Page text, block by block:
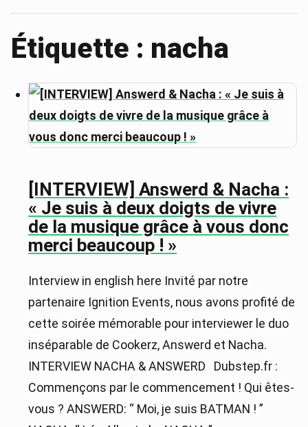
Étiquette : nacha
[INTERVIEW] Answerd & Nacha :
« Je suis à deux doigts de vivre
de la musique grâce à vous donc
merci beaucoup ! »
Interview in english here Invité par notre
partenaire Ignition Events, nous avons profité de
cette soirée mémorable pour interviewer le duo
inséparable de Cookerz, Answerd et Nacha.
INTERVIEW NACHA & ANSWERD Dubstep.fr :
Commençons par le commencement ! Qui êtes-
vous ? ANSWERD: “ Moi, je suis BATMAN ! ”